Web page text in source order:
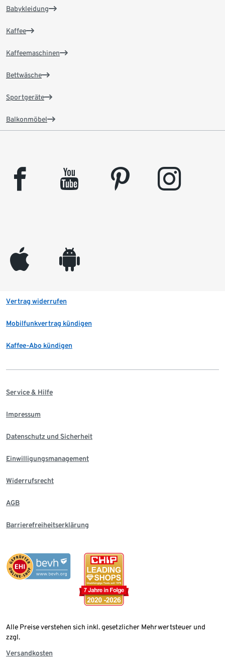
Babykleidung
Kaffee
Kaffeemaschinen
Bettwäsche
Sportgeräte
Balkonmöbel
facebook youtube pinterest instagram
appleinc android
Vertrag widerrufen
Mobilfunkvertrag kündigen
Kaffee-Abo kündigen
Service & Hilfe
Impressum
Datenschutz und Sicherheit
Einwilligungsmanagement
Widerrufsrecht
AGB
Barrierefreiheitserklärung
Alle Preise verstehen sich inkl. gesetzlicher Mehrwertsteuer und
zzgl.
Versandkosten